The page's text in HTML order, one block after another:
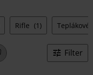
Rifle (1)
Filter